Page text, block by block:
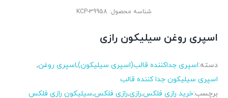
شناسه محصول: KCP-39958
اسپری روغن سیلیکون رازی
دسته:اسپری جداکننده قالب(اسپری سیلیکون),اسپری روغن,
اسپری سیلیکون جدا کننده قالب
برچسب:خرید رازی فلکس,رازی,رازی فلکس,سیلیکون رازی فلکس